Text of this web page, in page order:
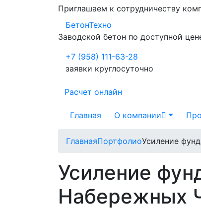
Приглашаем к сотрудничеству
БетонТехно
Заводской бетон по доступной
+7 (958) 111-63-28
заявки круглосуточно
Расчет онлайн
Главная О компании
ГлавнаяПортфолиоУсиление
Усиление
Набережных